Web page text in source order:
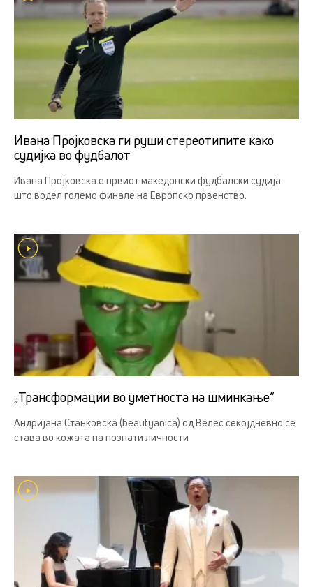
Ивана Пројковска ги руши стереотипите како
судијка во фудбалот
Ивана Пројковска е првиот македонски фудбалски судија
што водел големо финале на Европско првенство.
„Трансформации во уметноста на шминкање“
Андријана Станковска (beautyanica) од Велес секојдневно се
става во кожата на познати личности